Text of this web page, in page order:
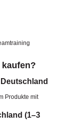
kaufen?
Produkte mit
(1–3